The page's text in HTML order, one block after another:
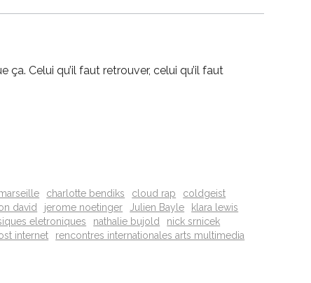
Celui qu’il faut retrouver, celui qu’il faut
charlotte bendiks cloud rap
coldgeist
david jerome noetinger Julien Bayle
klara lewis
eletroniques nathalie bujold
nick srnicek
internet
rencontres internationales arts multimedia